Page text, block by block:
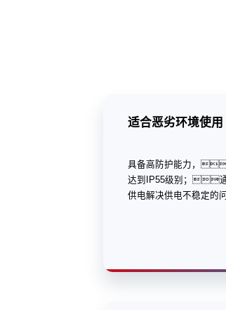
适合恶劣环境使用
具备高防护能力，
达到IP55级别；
供电解决供电不稳定